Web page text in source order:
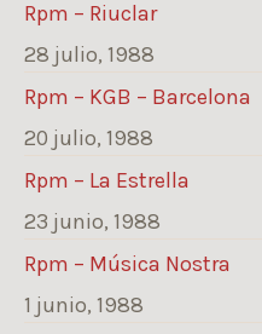
Rpm – Riuclar
28 julio, 1988
Rpm – KGB – Barcelona
20 julio, 1988
Rpm – La Estrella
23 junio, 1988
Rpm – Música Nostra
1 junio, 1988